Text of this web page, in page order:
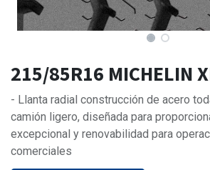
215/85R16 MICHELIN
- Llanta radial construcción de acero
camión ligero, diseñada para
excepcional y renovabilidad para
comerciales